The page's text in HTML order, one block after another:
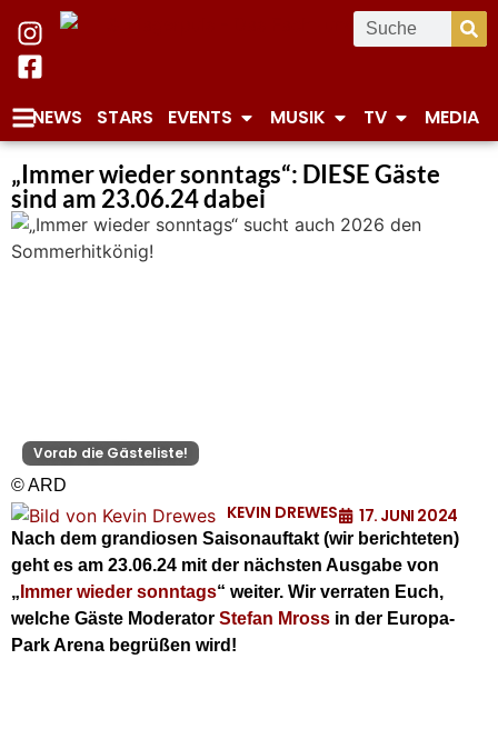
NEWS STARS EVENTS MUSIK TV MEDIA
„Immer wieder sonntags“: DIESE Gäste
sind am 23.06.24 dabei
Vorab die Gästeliste!
© ARD
KEVIN DREWES 17. JUNI 2024
Nach dem grandiosen Saisonauftakt (wir berichteten)
geht es am 23.06.24 mit der nächsten Ausgabe von
„ Immer wieder sonntags“ weiter. Wir verraten Euch,
welche Gäste Moderator Stefan Mross in der Europa-
Park Arena begrüßen wird!